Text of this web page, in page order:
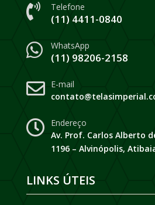
 Telefone
(11) 4411-0840
 WhatsApp
(11) 98206-2158
 E-mail

Endereço
Av. Prof. Carlos Alberto
1196 – Alvinópolis,
LINKS ÚTEIS